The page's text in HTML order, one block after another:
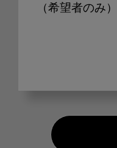
（希望者のみ）